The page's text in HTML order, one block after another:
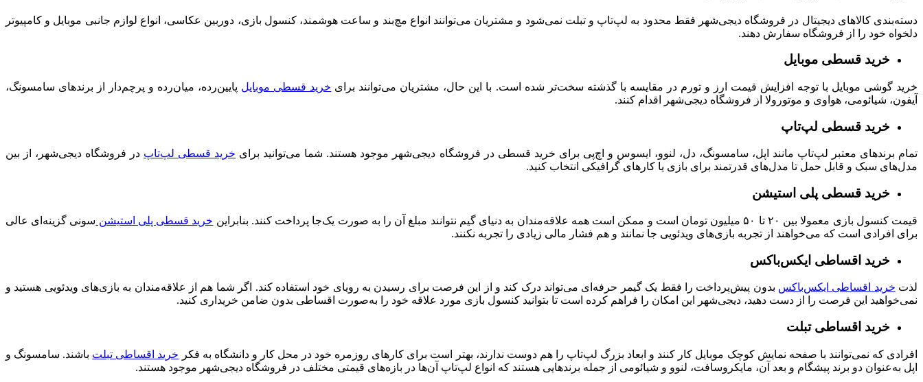
دسته‌بندی کالاهای دیجیتال در فروشگاه دیجی‌شهر فقط محدود به لپ‌تاپ و تبلت‌ نمی‌شود و مشتریان می‌توانند انواع مچ‌بند و ساعت هوشمند، کنسول بازی، دوربین عکاسی، انواع لوازم جانبی موبایل و کامپیوتر
دلخواه خود را از فروشگاه سفارش دهند.
خرید قسطی موبایل
خرید گوشی موبایل با توجه افزایش قیمت ارز و تورم در مقایسه با گذشته سخت‌تر شده است. با این حال، مشتریان می‌توانند برای خرید قسطی موبایل پایین‌رده، میان‌رده و پرچم‌دار از برندهای سامسونگ،
آیفون، شیائومی، هواوی و موتورولا از فروشگاه دیجی‌شهر اقدام کنند.
خرید قسطی لپ‌تاپ
تمام برندهای معتبر لپ‌تاپ مانند اپل، سامسونگ، دل، لنوو، ایسوس و اچ‌پی برای خرید قسطی در فروشگاه دیجی‌شهر موجود هستند. شما می‌توانید برای خرید قسطی لپ‌تاپ در فروشگاه دیجی‌شهر، از بین
مدل‌های سبک و قابل حمل تا مدل‌های قدرتمند برای بازی یا کارهای گرافیکی انتخاب کنید.
خرید قسطی پلی استیشن
قیمت کنسول‌ بازی معمولا بین ۲۰ تا ۵۰ میلیون تومان است و ممکن است همه علاقه‌مندان به دنیای گیم نتوانند مبلغ آن را به صورت یک‌جا پرداخت کنند. بنابراین خرید قسطی پلی‌ استیشن سونی گزینه‌ای عالی
برای افرادی است که می‌خواهند از تجربه بازی‌های ویدئویی جا نمانند و هم فشار مالی زیادی را تجربه نکنند.
خرید اقساطی ایکس‌باکس
لذت خرید اقساطی ایکس‌باکس بدون پیش‌پرداخت را فقط یک گیمر حرفه‌ای می‌تواند درک کند و از این فرصت برای رسیدن به رویای خود استفاده کند. اگر شما هم از علاقه‌مندان به بازی‌های ویدئویی هستید و
نمی‌خواهید این فرصت را از دست دهید، دیجی‌شهر این امکان را فراهم کرده است تا بتوانید کنسول بازی مورد علاقه خود را به‌صورت اقساطی بدون ضامن خریداری کنید.
خرید اقساطی تبلت
افرادی که نمی‌توانند با صفحه نمایش کوچک موبایل کار کنند و ابعاد بزرگ لپ‌تاپ را هم دوست ندارند، بهتر است برای کارهای روزمره خود در محل کار و دانشگاه به فکر خرید اقساطی تبلت باشند. سامسونگ و
اپل به‌عنوان دو برند پیشگام و بعد آن، مایکروسافت، لنوو و شیائومی از جمله برندهایی هستند که انواع لپ‌تاپ آن‌ها در بازه‌های قیمتی مختلف در فروشگاه دیجی‌شهر موجود هستند.